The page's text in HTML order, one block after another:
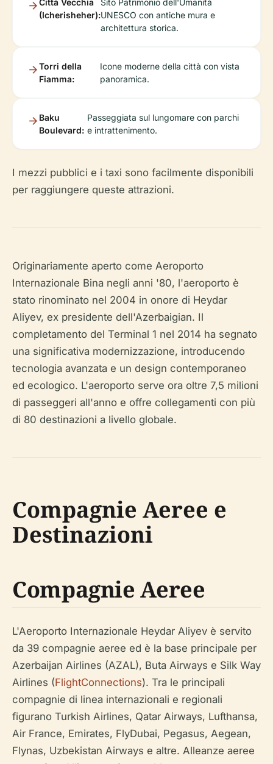
Città Vecchia
(Icherisheher):
Sito Patrimonio dell'Umanità
UNESCO con antiche mura e
architettura storica.
Torri della
Fiamma:
Icone moderne della città con vista
panoramica.
Baku
Boulevard:
Passeggiata sul lungomare con parchi
e intrattenimento.
I mezzi pubblici e i taxi sono facilmente disponibili
per raggiungere queste attrazioni.
Originariamente aperto come Aeroporto
Internazionale Bina negli anni '80, l'aeroporto è
stato rinominato nel 2004 in onore di Heydar
Aliyev, ex presidente dell'Azerbaigian. Il
completamento del Terminal 1 nel 2014 ha segnato
una significativa modernizzazione, introducendo
tecnologia avanzata e un design contemporaneo
ed ecologico. L'aeroporto serve ora oltre 7,5 milioni
di passeggeri all'anno e offre collegamenti con più
di 80 destinazioni a livello globale.
Compagnie Aeree e
Destinazioni
Compagnie Aeree
L'Aeroporto Internazionale Heydar Aliyev è servito
da 39 compagnie aeree ed è la base principale per
Azerbaijan Airlines (AZAL), Buta Airways e Silk Way
Airlines (FlightConnections). Tra le principali
compagnie di linea internazionali e regionali
figurano Turkish Airlines, Qatar Airways, Lufthansa,
Air France, Emirates, FlyDubai, Pegasus, Aegean,
Flynas, Uzbekistan Airways e altre. Alleanze aeree